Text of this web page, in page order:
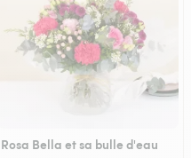
Rosa Bella et sa bulle d'eau